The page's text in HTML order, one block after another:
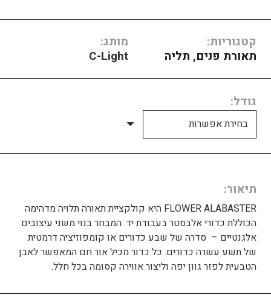
קטגוריות:
תאורת פנים, תליה
מותג:
C-Light
גודל
תיאור
FLOWER ALABASTER היא קולקציית תאורה תלויה מדהימה
הכוללת כדורי אלבסטר בעבודת יד. המבחר בנוי משני עיצובים
אלגנטיים – סדרה של שבע כדורים או קומפוזיציה דרמטית
של תשע עשרה כדורים. כל כדור מכיל אור חם המאפשר לאבן
הטבעית לפזר גוון יפה וליצור אווירה קסומה בכל חלל.